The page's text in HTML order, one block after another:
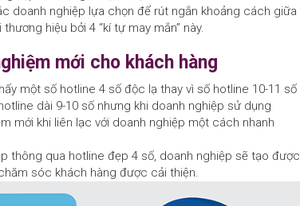
doanh nghiệp lựa chọn để rút ngắn khoảng cách giữa
hiệu bởi 4 “kí tự may mắn” này.
mới cho khách hàng
một số hotline 4 số độc lạ thay vì số hotline 10-11 số
dài 9-10 số nhưng khi doanh nghiệp sử dụng
mới khi liên lạc với doanh nghiệp một cách nhanh
thông qua hotline đẹp 4 số, doanh nghiệp sẽ tạo được
sóc khách hàng được cải thiện.